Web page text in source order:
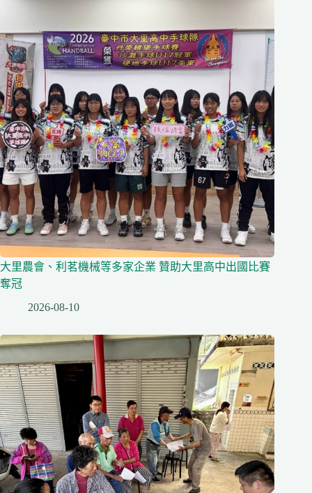
大里農會、利茗機械等多家企業 贊助大里高中出國比賽
奪冠
2026-08-10